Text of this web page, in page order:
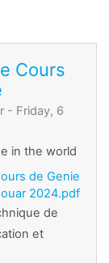
Cours
- Friday, 6
in the world
de Genie
2024.pdf
de
et